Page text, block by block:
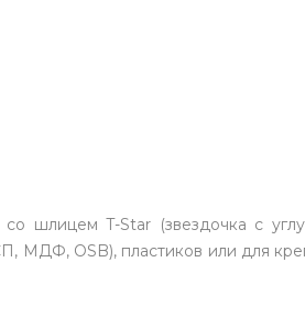
шлицем T-Star (звездочка с
OSB), пластиков или для